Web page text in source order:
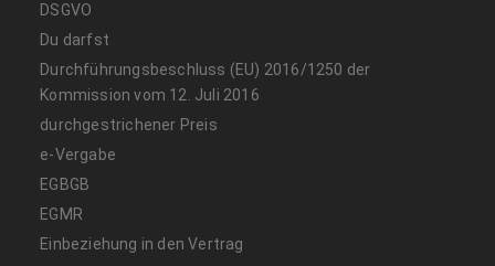
DSGVO
Du darfst
Durchführungsbeschluss (EU) 2016/1250 der
Kommission vom 12. Juli 2016
durchgestrichener Preis
e-Vergabe
EGBGB
EGMR
Einbeziehung in den Vertrag